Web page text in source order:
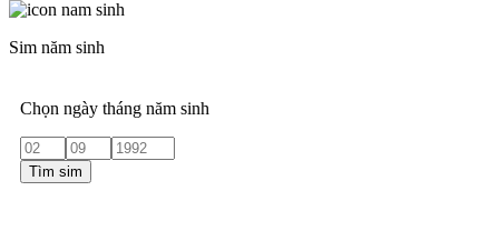
Sim năm sinh
Chọn ngày tháng năm sinh
Tìm sim